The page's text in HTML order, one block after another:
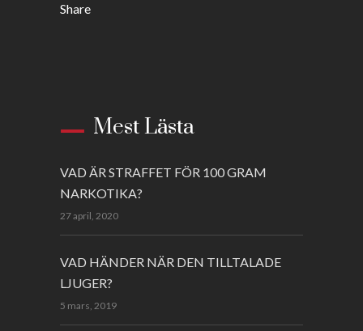
Share
Mest Lästa
VAD ÄR STRAFFET FÖR 100 GRAM
NARKOTIKA?
27 april, 2020
VAD HÄNDER NÄR DEN TILLTALADE
LJUGER?
5 mars, 2019